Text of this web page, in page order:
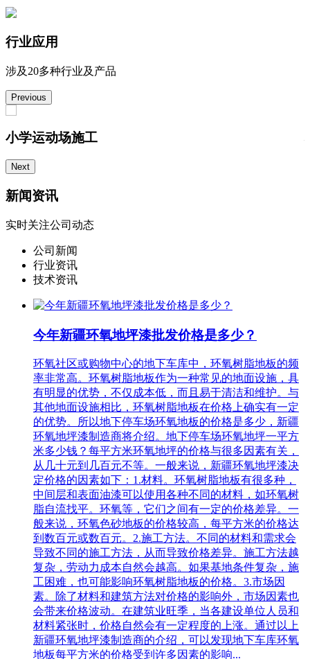
行业应用
涉及20多种行业及产品
Previous
小学运动场施工
Next
新闻资讯
实时关注公司动态
公司新闻
行业资讯
技术资讯
今年新疆环氧地坪漆批发价格是多少？
环氧社区或购物中心的地下车库中，环氧树脂地板的频
率非常高。环氧树脂地板作为一种常见的地面设施，具
有明显的优势，不仅成本低，而且易于清洁和维护。与
其他地面设施相比，环氧树脂地板在价格上确实有一定
的优势。所以地下停车场环氧地板的价格是多少，新疆
环氧地坪漆制造商将介绍。地下停车场环氧地坪一平方
米多少钱？每平方米环氧地坪的价格与很多因素有关，
从几十元到几百元不等。一般来说，新疆环氧地坪漆决
定价格的因素如下：1.材料。环氧树脂地板有很多种，
中间层和表面油漆可以使用各种不同的材料，如环氧树
脂自流找平。环氧等，它们之间有一定的价格差异。一
般来说，环氧色砂地板的价格较高，每平方米的价格达
到数百元或数百元。2.施工方法。不同的材料和需求会
导致不同的施工方法，从而导致价格差异。施工方法越
复杂，劳动力成本自然会越高。如果基地条件复杂，施
工困难，也可能影响环氧树脂地板的价格。3.市场因
素。除了材料和建筑方法对价格的影响外，市场因素也
会带来价格波动。在建筑业旺季，当各建设单位人员和
材料紧张时，价格自然会有一定程度的上涨。通过以上
新疆环氧地坪漆制造商的介绍，可以发现地下车库环氧
地板每平方米的价格受到许多因素的影响...